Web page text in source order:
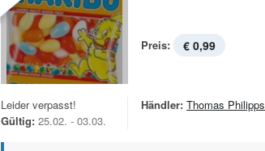
Preis: € 0,99
Leider verpasst!
Gültig: 25.02. - 03.03.
Händler: Thomas Philipps